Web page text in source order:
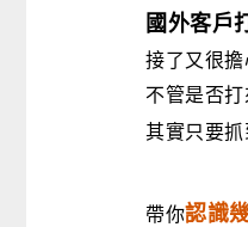
國外客戶
接了又很
不管是否
其實只要
帶你認識